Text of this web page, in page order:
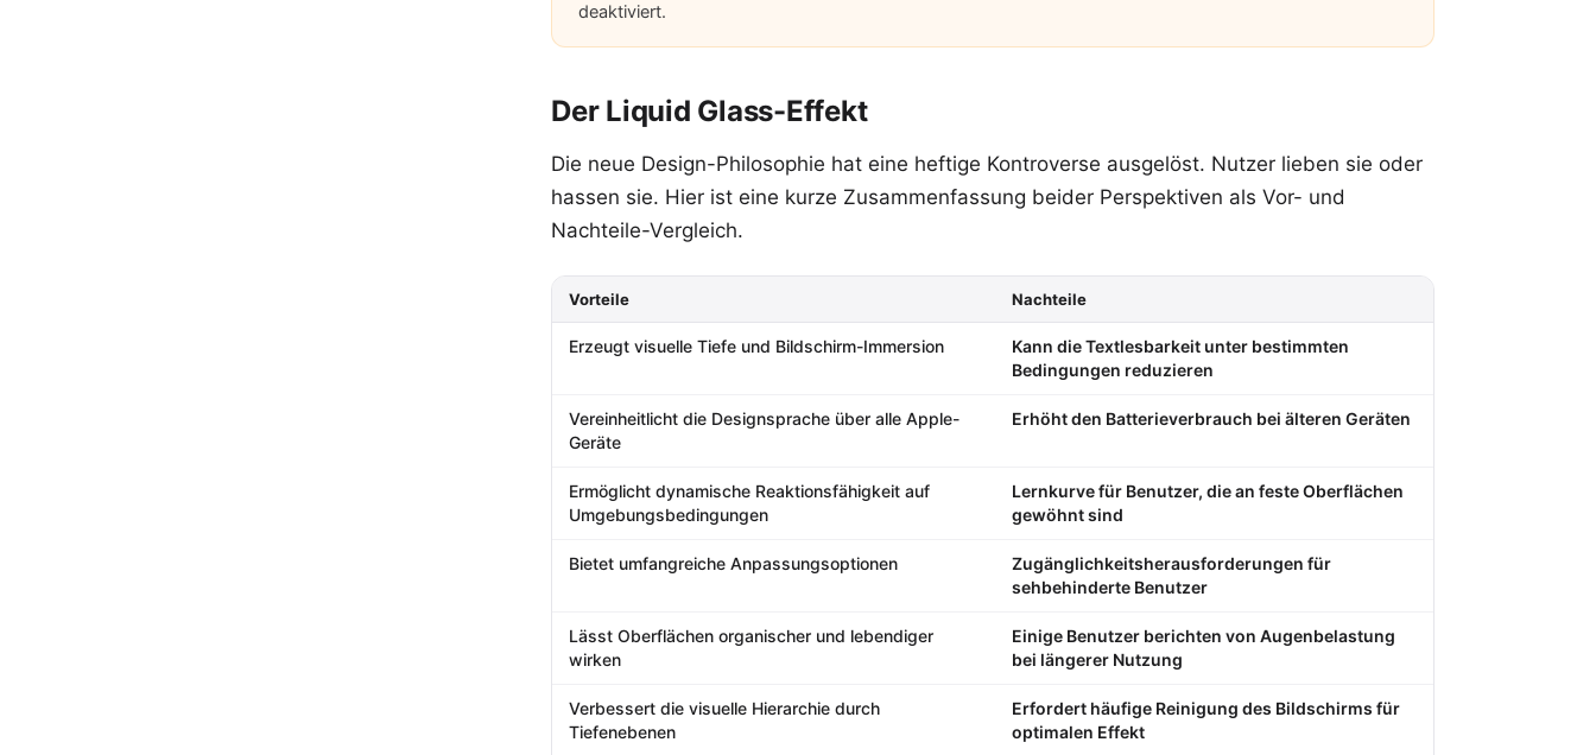
deaktiviert.
Der Liquid Glass-Effekt
Die neue Design-Philosophie hat eine heftige Kontroverse ausgelöst. Nutzer lieben sie oder
hassen sie. Hier ist eine kurze Zusammenfassung beider Perspektiven als Vor- und
Nachteile-Vergleich.
Vorteile Nachteile
Erzeugt visuelle Tiefe und Bildschirm-Immersion
Kann die Textlesbarkeit unter bestimmten
Bedingungen reduzieren
Vereinheitlicht die Designsprache über alle Apple-
Geräte
Erhöht den Batterieverbrauch bei älteren Geräten
Ermöglicht dynamische Reaktionsfähigkeit auf
Umgebungsbedingungen
Lernkurve für Benutzer, die an feste Oberflächen
gewöhnt sind
Bietet umfangreiche Anpassungsoptionen
Zugänglichkeitsherausforderungen für
sehbehinderte Benutzer
Lässt Oberflächen organischer und lebendiger
wirken
Einige Benutzer berichten von Augenbelastung
bei längerer Nutzung
Verbessert die visuelle Hierarchie durch
Tiefenebenen
Erfordert häufige Reinigung des Bildschirms für
optimalen Effekt